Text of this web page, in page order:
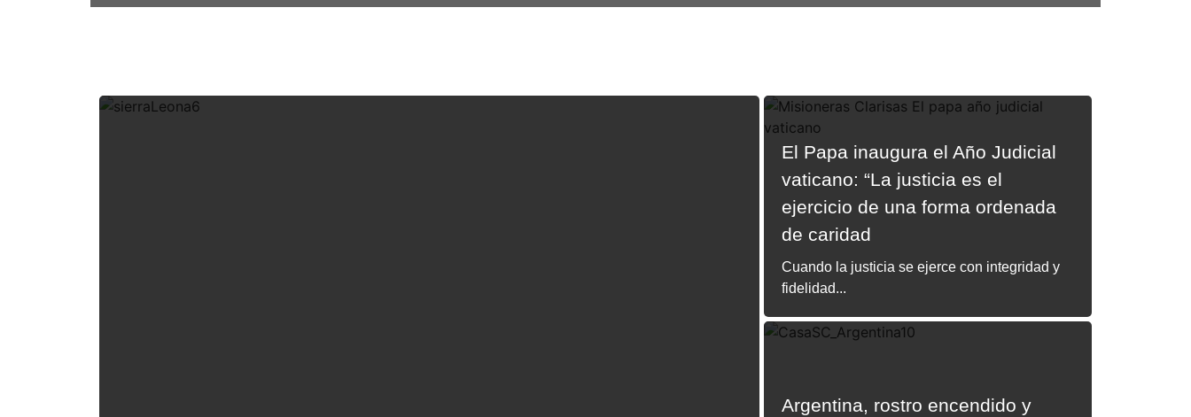
El Papa inaugura el Año Judicial
vaticano: “La justicia es el
ejercicio de una forma ordenada
de caridad
Cuando la justicia se ejerce con integridad y
fidelidad...
Argentina, rostro encendido y